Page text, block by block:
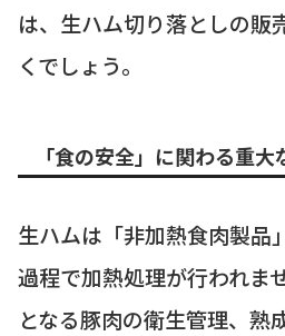
は、生ハム切り落としの販
くでしょう。
「食の安全」に関わる重
生ハムは「非加熱食肉製品
過程で加熱処理が行われま
となる豚肉の衛生管理、熟